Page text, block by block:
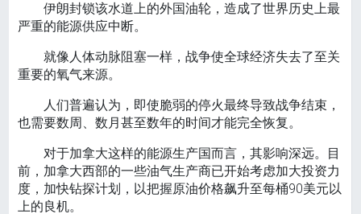
伊朗封锁该水道上的外国油轮，造成了世界历史上最
严重的能源供应中断。
就像人体动脉阻塞一样，战争使全球经济失去了至关
重要的氧气来源。
人们普遍认为，即使脆弱的停火最终导致战争结束，
也需要数周、数月甚至数年的时间才能完全恢复。
对于加拿大这样的能源生产国而言，其影响深远。目
前，加拿大西部的一些油气生产商已开始考虑加大投资力
度，加快钻探计划，以把握原油价格飙升至每桶90美元以
上的良机。